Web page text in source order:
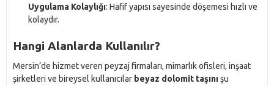
Uygulama Kolaylığı: Hafif yapısı sayesinde döşemesi hızlı ve
kolaydır.
Hangi Alanlarda Kullanılır?
Mersin’de hizmet veren peyzaj firmaları, mimarlık ofisleri, inşaat
şirketleri ve bireysel kullanıcılar beyaz dolomit taşınışu